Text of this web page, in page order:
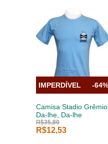
Camisa Stadio Grêmio
Da-lhe, Da-lhe
R$35,80
R$12,53
IMPERDÍVEL -64%